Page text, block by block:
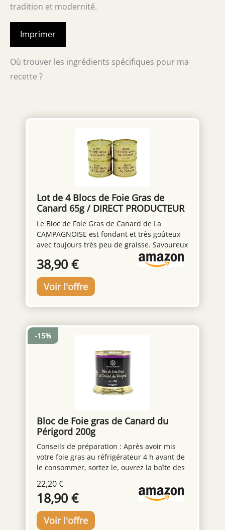
tradition et modernité.
Imprimer
Où trouver les ingrédients spécifiques pour ma
recette ?
Lot de 4 Blocs de Foie Gras de
Canard 65g / DIRECT PRODUCTEUR
SUD OUEST
Le Bloc de Foie Gras de Canard de La
CAMPAGNOISE est fondant et très goûteux
avec toujours très peu de graisse. Savoureux
et fondant en bouche, tout le monde va
certainement apprécier. qualité artisanale
sans colorants Ingrédients Foie gras de
canard (origine France), eau, sel, poivre.
DDM (date de durabilité minimale) : 4 ans
38,90 €
Bloc de Foie gras de Canard du
Périgord 200g
Conseils de préparation : Après avoir mis
votre foie gras au réfrigérateur 4 h avant de
le consommer, sortez le, ouvrez la boîte des
couvercle. Servez vous de l'autre pour
pousser le foie gras. Attendez une quinzaine
de minutes, puis tranchez à l'aide d'un fil à
foie gras, ou d'un couteau à la lame bien
22,20 €
18,90 €
-15%